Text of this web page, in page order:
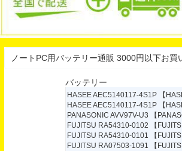
ノートPC用バッテリー通販 3000円以下お買
バッテリー
HASEE AEC5140117-4S1P
【
HASEE AEC5140117-4S1P
【
PANASONIC AVV97V-U3
【
FUJITSU RA54310-0102
【
FUJITSU RA54310-0101
【
FUJITSU RA07503-1091
【